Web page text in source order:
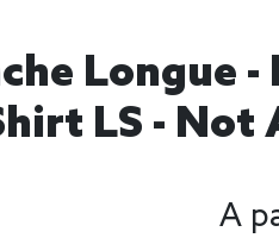
Longue
LS - Not
A